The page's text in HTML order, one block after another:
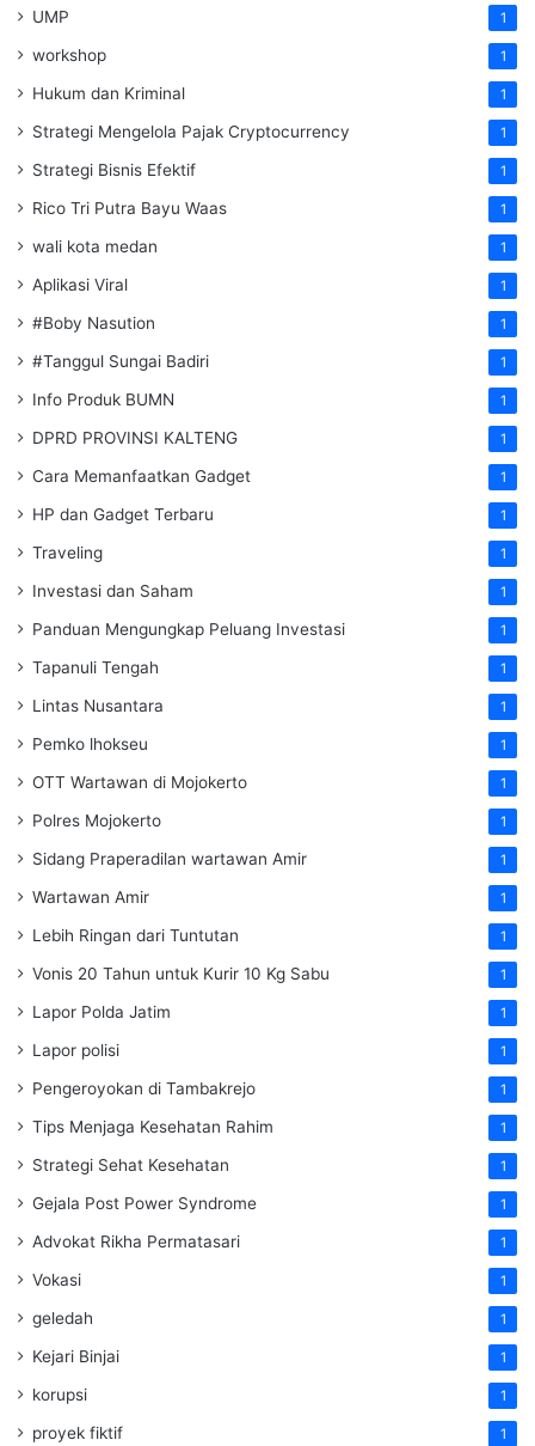
UMP 1
workshop 1
Hukum dan Kriminal 1
Strategi Mengelola Pajak Cryptocurrency 1
Strategi Bisnis Efektif 1
Rico Tri Putra Bayu Waas 1
wali kota medan 1
Aplikasi Viral 1
#Boby Nasution 1
#Tanggul Sungai Badiri 1
Info Produk BUMN 1
DPRD PROVINSI KALTENG 1
Cara Memanfaatkan Gadget 1
HP dan Gadget Terbaru 1
Traveling 1
Investasi dan Saham 1
Panduan Mengungkap Peluang Investasi 1
Tapanuli Tengah 1
Lintas Nusantara 1
Pemko lhokseu 1
OTT Wartawan di Mojokerto 1
Polres Mojokerto 1
Sidang Praperadilan wartawan Amir 1
Wartawan Amir 1
Lebih Ringan dari Tuntutan 1
Vonis 20 Tahun untuk Kurir 10 Kg Sabu 1
Lapor Polda Jatim 1
Lapor polisi 1
Pengeroyokan di Tambakrejo 1
Tips Menjaga Kesehatan Rahim 1
Strategi Sehat Kesehatan 1
Gejala Post Power Syndrome 1
Advokat Rikha Permatasari 1
Vokasi 1
geledah 1
Kejari Binjai 1
korupsi 1
proyek fiktif 1